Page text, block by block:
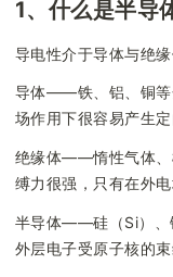
1、什么是半导
导电性介于导体与绝
导体——铁、铝、铜等
场作用下很容易产生定
绝缘体——惰性气体、
缚力很强，只有在外
半导体——硅（Si）、
外层电子受原子核的